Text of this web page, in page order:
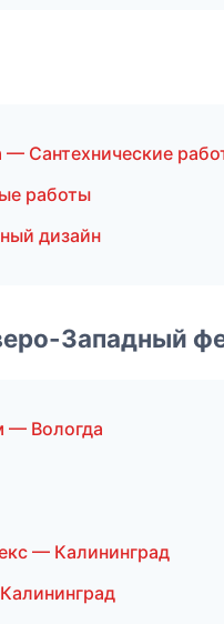
Сантехнические
работы
дизайн
Западный
— Вологда
— Калининград